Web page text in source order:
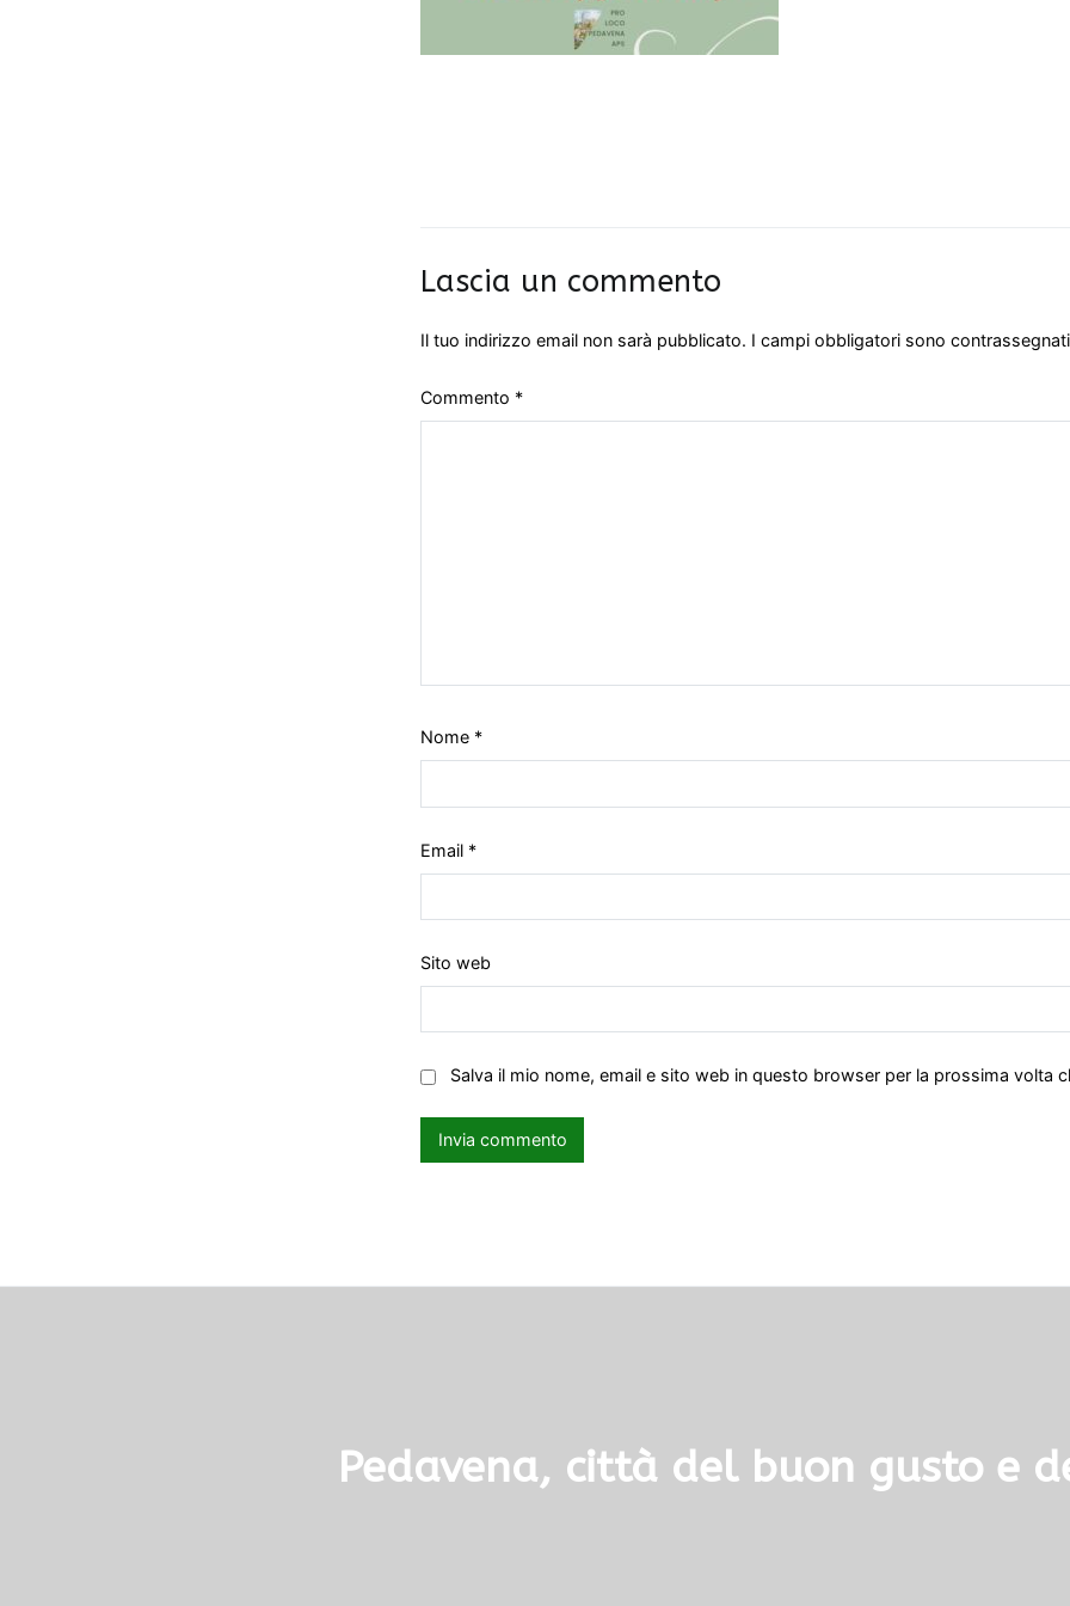
Lascia un commento
Il tuo indirizzo email non sarà pubblicato. I campi obbligatori sono
Commento *
Nome *
Email *
Sito web
Salva il mio nome, email e sito web in questo browser per la prossima volta
Pedavena, città del buon gusto e